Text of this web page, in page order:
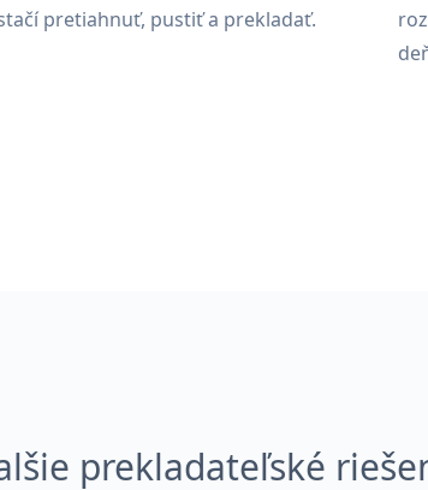
pretiahnuť, pustiť a prekladať.
prekladateľské